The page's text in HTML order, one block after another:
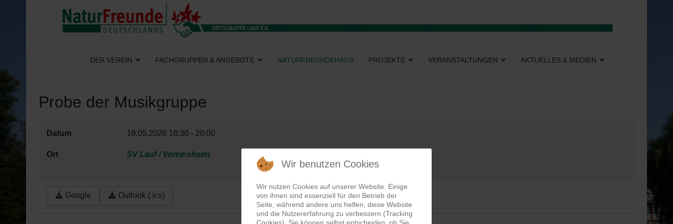
DER VEREIN FACHGRUPPEN & ANGEBOTE NATURFREUNDEHAUS PROJEKTE VERANSTALTUNGEN AKTUELLES & MEDIEN
Probe der Musikgruppe
Datum 19.05.2026 18:30 - 20:00
Ort SV Lauf / Vereinsheim
Google Outlook (.ics)
Wir benutzen Cookies
Wir nutzen Cookies auf unserer Website. Einige
von ihnen sind essenziell für den Betrieb der
Seite, während andere uns helfen, diese Website
und die Nutzererfahrung zu verbessern (Tracking